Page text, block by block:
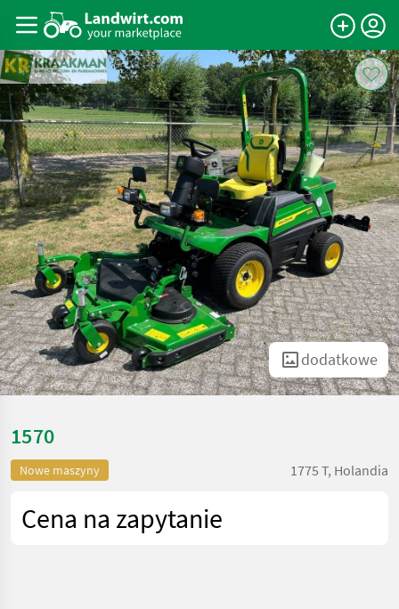
dodatkowe
1570
Nowe maszyny 1775 T, Holandia
Cena na zapytanie